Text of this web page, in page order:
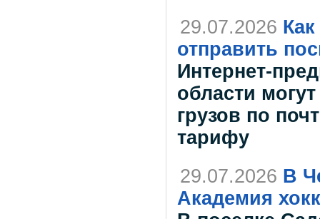
29.07.2026
отправить
Интернет-
области
грузов по
тарифу
29.07.2026 В
Академия